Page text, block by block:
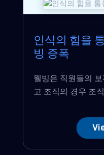
인식의 힘을
빙 증폭
웰빙은 직원들의
고 조직의 경우 조직